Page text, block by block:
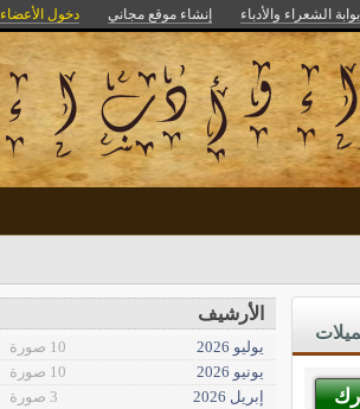
بوابة الشعراء والأدباء إنشاء موقع مجاني دخول الأعضاء
الأرشيف
يوليو 2026
10 صورة
يونيو 2026
10 صورة
إبريل 2026
3 صورة